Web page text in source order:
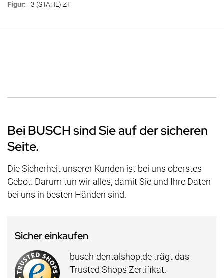
3 (STAHL) ZT
Bei BUSCH sind Sie auf der sicheren
Seite.
Die Sicherheit unserer Kunden ist bei uns oberstes
Gebot. Darum tun wir alles, damit Sie und Ihre Daten
bei uns in besten Händen sind.
Sicher einkaufen
busch-dentalshop.de trägt das
Trusted Shops Zertifikat.